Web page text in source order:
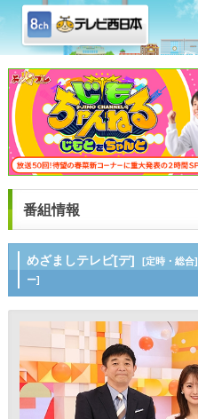
番組情報
めざましテレビ[デ] [定時・総合]
ー]